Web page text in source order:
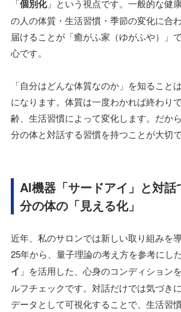
「個別化」という視点です。一般的な健
の人の体質・生活習慣・季節の変化に合
届けることが「癒がふ家（ゆがふや）」
心です。
「自分はどんな体質なのか」を知ること
になります。体質は一度わかれば終わり
齢、生活習慣によって変化します。だか
分の体と対話する習慣を持つことが大切で
AI機器「サードアイ」と対話
分の体の「見える化」
近年、私のサロンでは新しい取り組みを
25年から、量子理論の考え方を参考にし
イ 」を活用した、心身のコンディション
ルフチェックです。対話だけでは気づき
データとして可視化することで、生活習